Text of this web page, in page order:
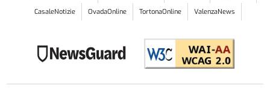
CasaleNotizie
OvadaOnline TortonaOnline ValenzaNews